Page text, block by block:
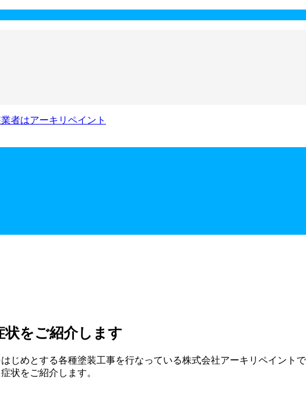
をご紹介します
じめとする各種塗装工事を行なっている株式会社アーキリペイントで
状をご紹介します。